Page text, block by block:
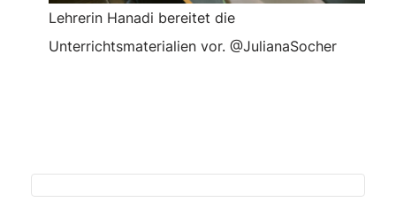
Lehrerin Hanadi bereitet die
Unterrichtsmaterialien vor. @JulianaSocher